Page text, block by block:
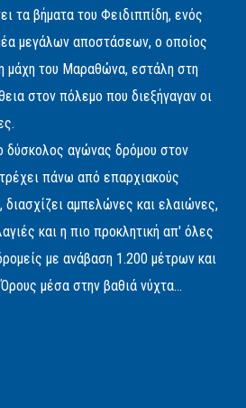
τα βήματα του Φειδιππίδη, ενός
μεγάλων αποστάσεων, ο οποίος
μάχη του Μαραθώνα, εστάλη στη
στον πόλεμο που διεξήγαγαν οι
δύσκολος αγώνας δρόμου στον
πάνω από επαρχιακούς
διασχίζει αμπελώνες και ελαιώνες,
και η πιο προκλητική απ' όλες
με ανάβαση 1.200 μέτρων και
μέσα στην βαθιά νύχτα...